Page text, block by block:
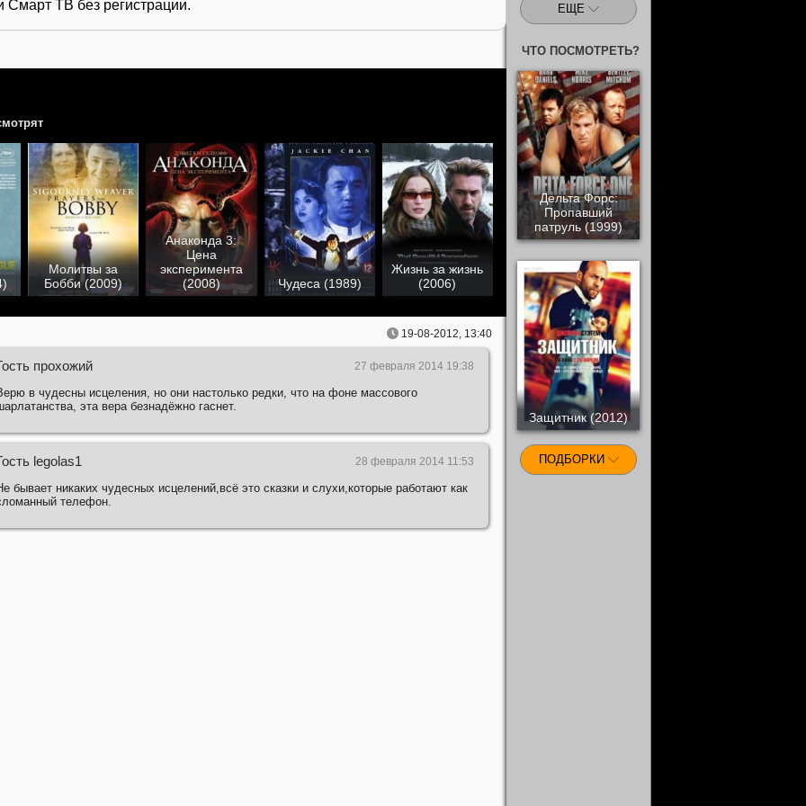
Смарт ТВ без регистрации.
Молитвы за
Бобби (2009)
Анаконда 3:
Цена
эксперимента
(2008)
Чудеса (1989)
Жизнь за жизнь
(2006)
19-08-2012, 13:40
прохожий 27 февраля 2014 19:38
в чудесны исцеления, но они настолько редки, что на фоне массового
эта вера безнадёжно гаснет.
legolas1 28 февраля 2014 11:53
бывает никаких чудесных исцелений,всё это сказки и слухи,которые работают как
телефон.
ЕЩЕ
ЧТО ПОСМОТРЕТЬ?
Дельта Форс:
Пропавший
патруль (1999)
Защитник (2012)
ПОДБОРКИ